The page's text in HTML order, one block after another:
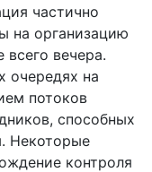
частично
на организацию
всего вечера.
очередях на
потоков
способных
Некоторые
контроля